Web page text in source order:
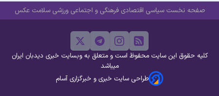
صفحه نخست سیاسی اقتصادی فرهنگی و اجتماعی ورزشی سلامت عکس
کلیه حقوق این سایت محفوظ است و متعلق به وبسایت خبری دیدبان ایران
میباشد
طراحی سایت خبری و خبرگزاری آسام